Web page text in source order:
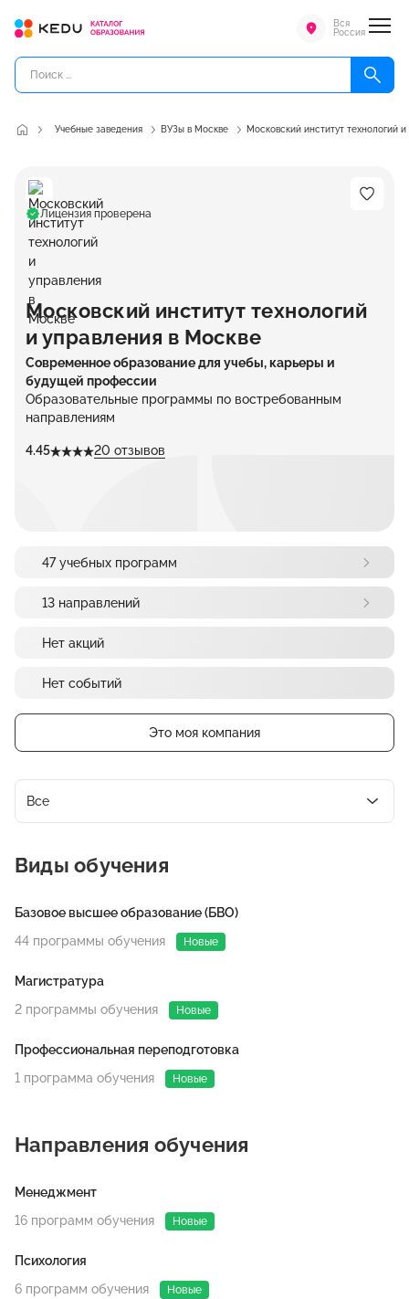
Вся
Россия
Учебные заведения ВУЗы в Москве Московский институт технологий и
Лицензия проверена
Московский институт технологий
и управления в Москве
Современное образование для учебы, карьеры и
будущей профессии
Образовательные программы по востребованным
направлениям
4.45 20 отзывов
47 учебных программ
13 направлений
Нет акций
Нет событий
Это моя компания
Все
Виды обучения
Базовое высшее образование (БВО)
44 программы обучения
Новые
Магистратура
2 программы обучения
Новые
Профессиональная переподготовка
1 программа обучения
Новые
Направления обучения
Менеджмент
16 программ обучения
Новые
Психология
6 программ обучения
Новые